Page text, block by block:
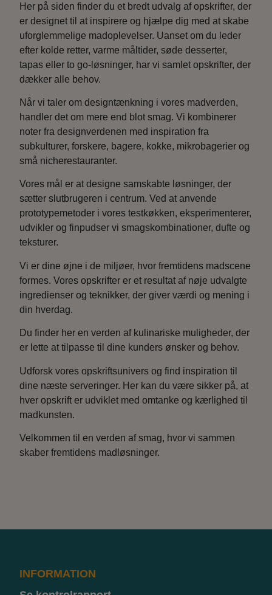
Her på siden finder du et bredt udvalg af opskrifter, der
er designet til at inspirere og hjælpe dig med at skabe
uforglemmelige madoplevelser. Uanset om du leder
efter kolde retter, varme måltider, søde desserter,
tapas eller to go-løsninger, har vi samlet opskrifter, der
dækker alle behov.
Når vi taler om designtænkning i vores madverden,
handler det om mere end blot smag. Vi kombinerer
noter fra designverdenen med inspiration fra
subkulturer, forskere, bagere, kokke, mikrobagerier og
små nicherestauranter.
Vores mål er at designe samskabte løsninger, der
sætter slutbrugeren i centrum. Ved at anvende
prototypemetoder i vores testkøkken, eksperimenterer,
udvikler og finpudser vi smagskombinationer, dufte og
teksturer.
Vi er dine øjne i de miljøer, hvor fremtidens madscene
formes. Vores opskrifter er et resultat af nøje udvalgte
ingredienser og teknikker, der giver værdi og mening i
din hverdag.
Du finder her en verden af kulinariske muligheder, der
er lette at tilpasse til dine kunders ønsker og behov.
Udforsk vores opskriftsunivers og find inspiration til
dine næste serveringer. Her kan du være sikker på, at
hver opskrift er udviklet med omtanke og kærlighed til
madkunsten.
Velkommen til en verden af smag, hvor vi sammen
skaber fremtidens madløsninger.
INFORMATION